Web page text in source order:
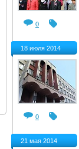
0
18 июля 2014
0
21 мая 2014